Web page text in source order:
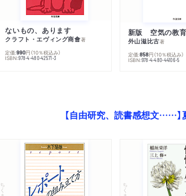
ないもの、あります
クラフト・エヴィング商會著
定価:990円 （10％税込み）
ISBN:978-4-480-42571-3
新版 空気の教育
外山滋比古著
定価:858円 （10％税込み）
ISBN:978-4-480-44106-5
【自由研究、読書感想文……】
ちくま学芸文庫 ちくま文庫